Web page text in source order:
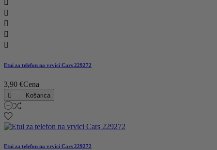





Etui za telefon na vrvici Cars 229272
3,90 €Cena
 Košarica
Etui za telefon na vrvici Cars 229272